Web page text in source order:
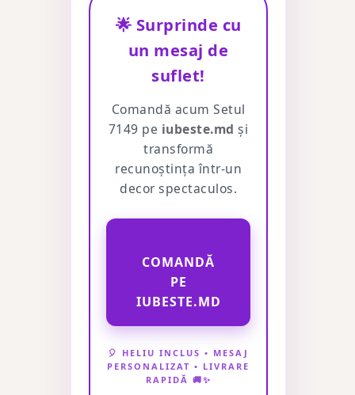
🌟 Surprinde cu
un mesaj de
suflet!
Comandă acum Setul
7149 pe iubeste.md și
transformă
recunoștința într-un
decor spectaculos.
COMANDĂ
PE
IUBESTE.MD
🎈 HELIU INCLUS • MESAJ
PERSONALIZAT • LIVRARE
RAPIDĂ 🚚✨